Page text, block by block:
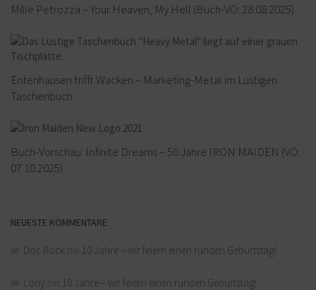
Mille Petrozza – Your Heaven, My Hell (Buch-VÖ: 28.08.2025)
Entenhausen trifft Wacken – Marketing-Metal im Lustigen
Taschenbuch
Buch-Vorschau: Infinite Dreams – 50 Jahre IRON MAIDEN (VÖ:
07.10.2025)
NEUESTE KOMMENTARE
Doc Rock 10 Jahre – wir feiern einen runden Geburtstag!
Lony 10 Jahre – wir feiern einen runden Geburtstag!